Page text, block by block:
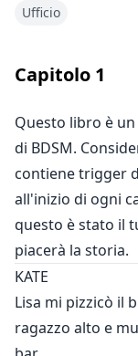
"Se non vieni
Katherine ha
anche dopo aver
incontrato un
Ryan, in un
che avesse mai
biondo dorato,
e il sorriso più
maledette
Lei e lui hanno
bollente...
Ufficio
Capitolo 1
Questo libro è
di BDSM.
contiene trigger
all'inizio di ogni
questo è stato il
piacerà la storia.
KATE
Lisa mi pizzicò il
ragazzo alto e